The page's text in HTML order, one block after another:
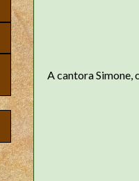
A cantora Simone,